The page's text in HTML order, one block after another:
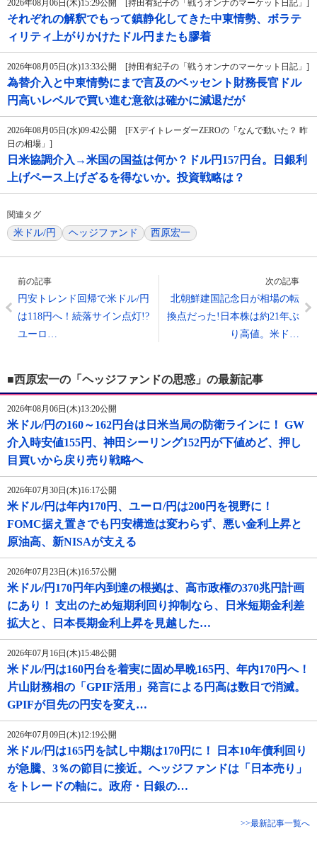
2026年08月06日(木)15:29公開 [持田有紀子の「戦うオンナのマーケット日記」]
それぞれの解釈でもって鎮静化してきた中東情勢、ボラテ
ィリティ上がりかけたドル円またも膠着
2026年08月05日(水)13:33公開 [持田有紀子の「戦うオンナのマーケット日記」]
為替介入と中東情勢にまで言及のベッセント財務長官ドル
円高いレベルで買い進む意欲は確かに減退だが
2026年08月05日(水)09:42公開 [FXデイトレーダーZEROの「なんで動いた？ 昨
日の相場」]
日米協調介入→米国の国益は何か？ドル円157円台。日銀利
上げペース上げざるを得ないか。投資戦略は？
関連タグ
米ドル/円 ヘッジファンド 西原宏一
前の記事
円安トレンド回帰で米ドル/円
は118円へ！続落サイン点灯!?
ユーロ…
次の記事
北朝鮮建国記念日が相場の転
換点だった!日本株は約21年ぶ
り高値。米ド…
■西原宏一の「ヘッジファンドの思惑」の最新記事
2026年08月06日(木)13:20公開
米ドル/円の160～162円台は日米当局の防衛ラインに！ GW
介入時安値155円、神田シーリング152円が下値めど、押し
目買いから戻り売り戦略へ
2026年07月30日(木)16:17公開
米ドル/円は年内170円、ユーロ/円は200円を視野に！
FOMC据え置きでも円安構造は変わらず、悪い金利上昇と
原油高、新NISAが支える
2026年07月23日(木)16:57公開
米ドル/円170円年内到達の根拠は、高市政権の370兆円計画
にあり！ 支出のため短期利回り抑制なら、日米短期金利差
拡大と、日本長期金利上昇を見越した…
2026年07月16日(木)15:48公開
米ドル/円は160円台を着実に固め早晩165円、年内170円へ！
片山財務相の「GPIF活用」発言による円高は数日で消滅。
GPIFが目先の円安を変え…
2026年07月09日(木)12:19公開
米ドル/円は165円を試し中期は170円に！ 日本10年債利回り
が急騰、3％の節目に接近。ヘッジファンドは「日本売り」
をトレードの軸に。政府・日銀の…
>>最新記事一覧へ